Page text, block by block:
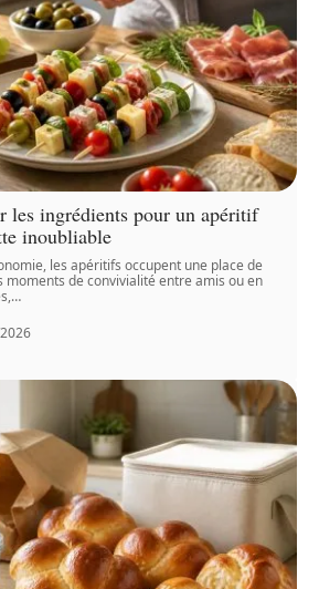
les ingrédients pour un apéritif
inoubliable
les apéritifs occupent une place de
moments de convivialité entre amis ou en
…